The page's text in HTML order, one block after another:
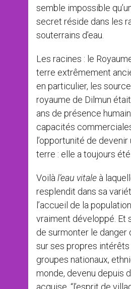
semble impossible
secret réside dans les
souterrains d’eau.
Les racines : le
terre extrêmement
en particulier, les
royaume de Dilmun
ans de présence
capacités
l’opportunité de
terre : elle a toujours
Voilà l’eau vitale à
resplendit dans sa
l’accueil de la
vraiment développé. Et
de surmonter le danger
sur ses propres intérêts
groupes nationaux,
monde, devenu depuis
acquise, “l’esprit de